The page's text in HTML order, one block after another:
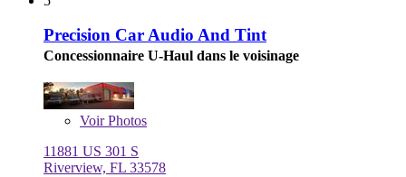
Precision Car Audio And Tint
Concessionnaire U-Haul dans le voisinage
VoirPhotos
11881 US 301 S
Riverview, FL 33578